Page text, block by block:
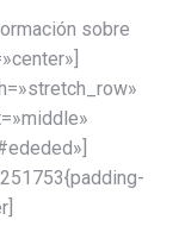
sobre